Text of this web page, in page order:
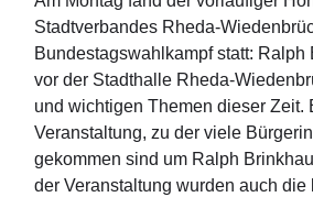
Stadtverbandes Rheda-
Bundestagswahlkampf statt: Ralph
vor der Stadthalle Rheda-
und wichtigen Themen dieser Zeit.
Veranstaltung, zu der viele
gekommen sind um Ralph
der Veranstaltung wurden auch die